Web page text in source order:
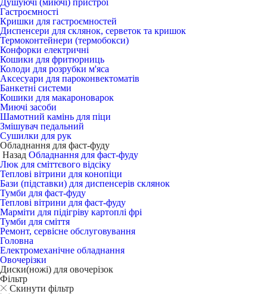
Душуючі (миючі) пристрої
Гастроємності
Кришки для гастроємностей
Диспенсери для склянок, серветок та кришок
Термоконтейнери (термобокси)
Конфорки електричні
Кошики для фритюрниць
Колоди для розрубки м'яса
Аксесуари для пароконвектоматів
Банкетні системи
Кошики для макароноварок
Миючі засоби
Шамотний камінь для піци
Змішувач педальний
Сушилки для рук
Обладнання для фаст-фуду
Назад Обладнання для фаст-фуду
Люк для сміттєвого відсіку
Теплові вітрини для конопіци
Бази (підставки) для диспенсерів склянок
Тумби для фаст-фуду
Теплові вітрини для фаст-фуду
Марміти для підігріву картоплі фрі
Тумби для сміття
Ремонт, сервісне обслуговування
Головна
Електромеханічне обладнання
Овочерізки
Диски(ножі) для овочерізок
Фільтр
Скинути фільтр